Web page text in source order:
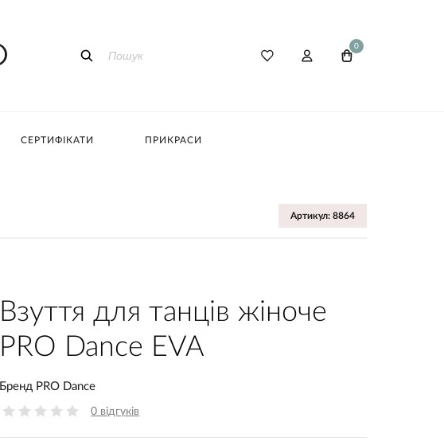
0
СЕРТИФІКАТИ ПРИКРАСИ
Артикул: 8864
Взуття для танців жіноче
PRO Dance EVA
Бренд PRO Dance
0 відгуків